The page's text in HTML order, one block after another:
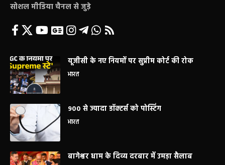
सोशल मीडिया चैनल से जुड़े
यूजीसी के नए नियमों पर सुप्रीम कोर्ट की रोक
भारत
900 से ज्यादा डॉक्टर्स को पोस्टिंग
भारत
बागेश्वर धाम के दिव्य दरबार में उमड़ा सैलाब